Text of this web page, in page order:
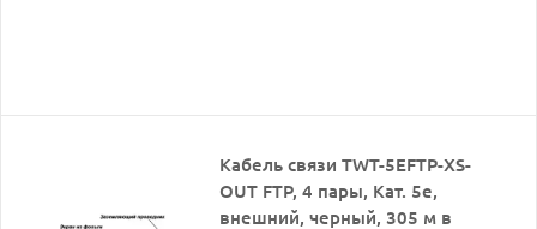
Кабель связи TWT-5EFTP-XS-
OUT FTP, 4 пары, Кат. 5e,
внешний, черный, 305 м в